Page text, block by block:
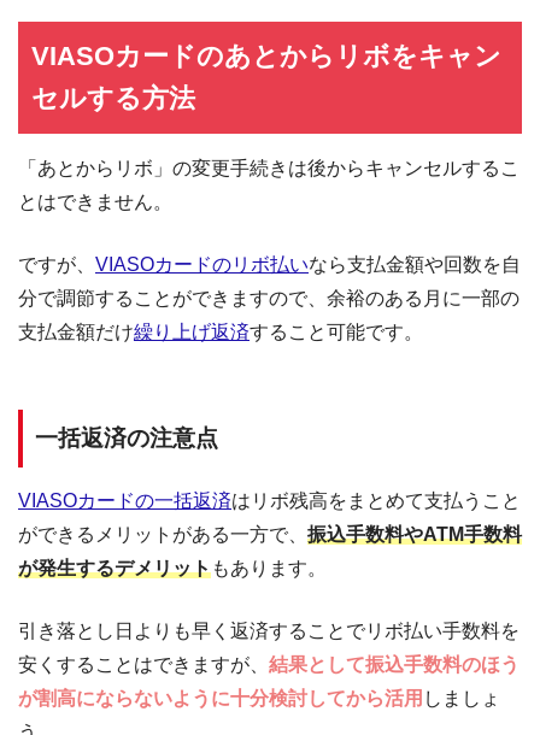
VIASOカードのあとからリボをキャン
セルする方法
「あとからリボ」の変更手続きは後からキャンセルするこ
とはできません。
ですが、 VIASOカードのリボ払いなら支払金額や回数を自
分で調節することができますので、余裕のある月に一部の
支払金額だけ繰り上げ返済すること可能です。
一括返済の注意点
VIASOカードの一括返済はリボ残高をまとめて支払うこと
ができるメリットがある一方で、 振込手数料やATM手数料
が発生するデメリットもあります。
引き落とし日よりも早く返済することでリボ払い手数料を
安くすることはできますが、 結果として振込手数料のほう
が割高にならないように十分検討してから活用 しましょ